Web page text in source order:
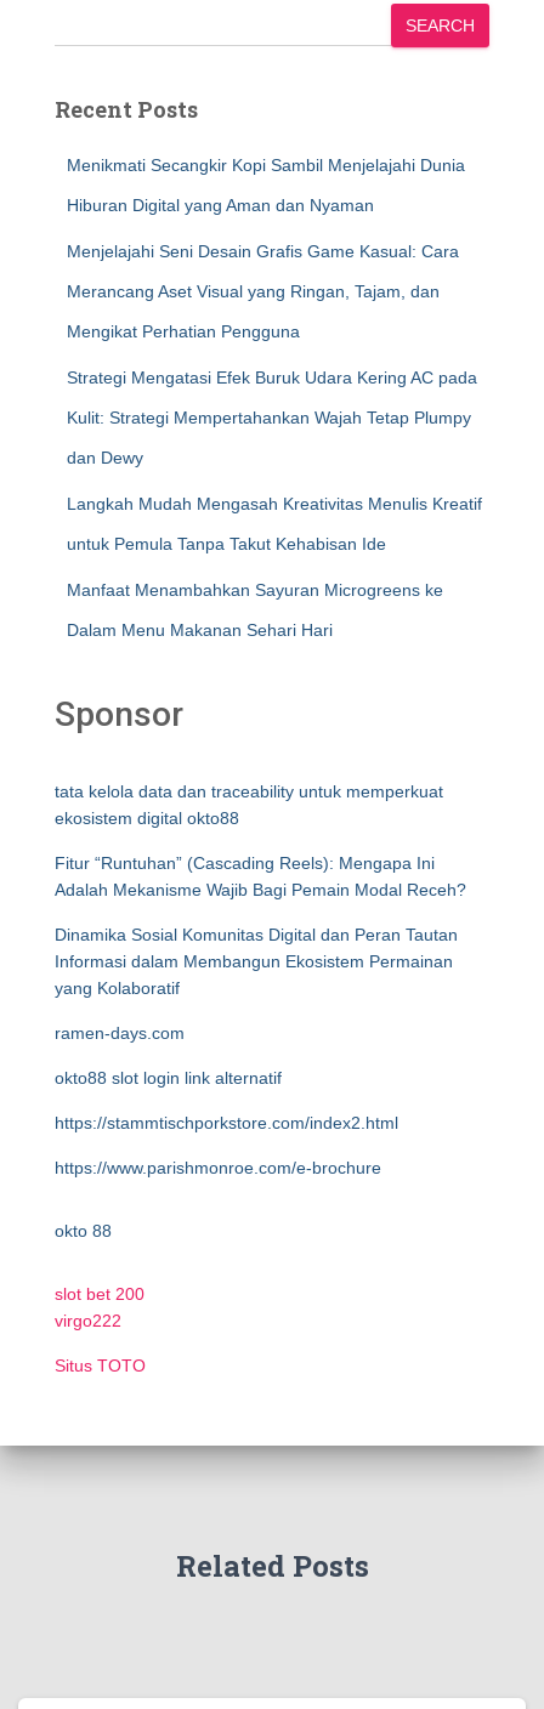
SEARCH
Recent Posts
Menikmati Secangkir Kopi Sambil Menjelajahi Dunia
Hiburan Digital yang Aman dan Nyaman
Menjelajahi Seni Desain Grafis Game Kasual: Cara
Merancang Aset Visual yang Ringan, Tajam, dan
Mengikat Perhatian Pengguna
Strategi Mengatasi Efek Buruk Udara Kering AC pada
Kulit: Strategi Mempertahankan Wajah Tetap Plumpy
dan Dewy
Langkah Mudah Mengasah Kreativitas Menulis Kreatif
untuk Pemula Tanpa Takut Kehabisan Ide
Manfaat Menambahkan Sayuran Microgreens ke
Dalam Menu Makanan Sehari Hari
Sponsor
tata kelola data dan traceability untuk memperkuat
ekosistem digital okto88
Fitur “Runtuhan” (Cascading Reels): Mengapa Ini
Adalah Mekanisme Wajib Bagi Pemain Modal Receh?
Dinamika Sosial Komunitas Digital dan Peran Tautan
Informasi dalam Membangun Ekosistem Permainan
yang Kolaboratif
ramen-days.com
okto88 slot login link alternatif
https://stammtischporkstore.com/index2.html
https://www.parishmonroe.com/e-brochure
okto 88
slot bet 200
virgo222
Situs TOTO
Related Posts